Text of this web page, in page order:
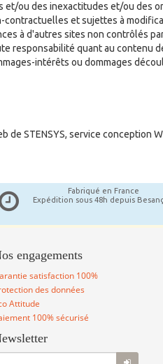
ou des inexactitudes et/ou des
et sujettes à
à d'autres sites non contrôlés par
responsabilité quant au contenu
intérêts ou dommages
de STENSYS, service
Fabriqué en France
Expédition sous 48h depuis
engagements
satisfaction 100%
des données
Attitude
100% sécurisé